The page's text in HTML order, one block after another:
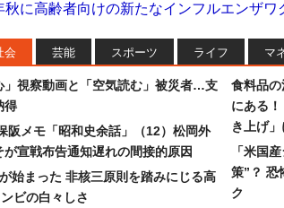
秋に高齢者向けの新たなインフルエンザワ
会 芸能 スポーツ ライフ マ
」視察動画と「空気読む」被災者…支
得
阪メモ「昭和史余話」（12）松岡外
が宣戦布告通知遅れの間接的原因
始まった 非核三原則を踏みにじる高
ビの白々しさ
食料品
にある
き上げ」
「米国
策”？ 恐
ク